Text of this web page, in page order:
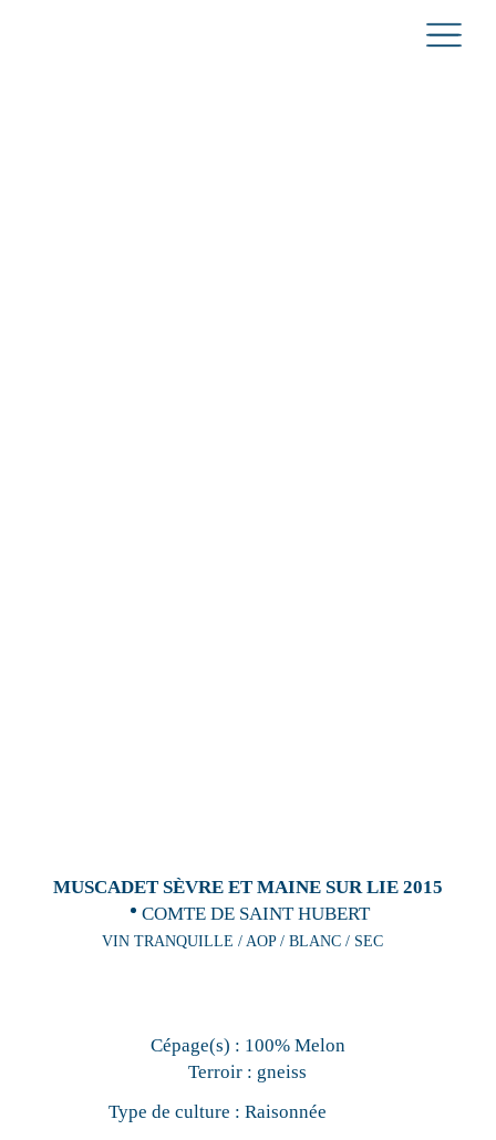
MUSCADET SÈVRE ET MAINE SUR LIE 2015
COMTE DE SAINT HUBERT
VIN TRANQUILLE / AOP / BLANC / SEC
Cépage(s) : 100% Melon
Terroir : gneiss
Type de culture : Raisonnée